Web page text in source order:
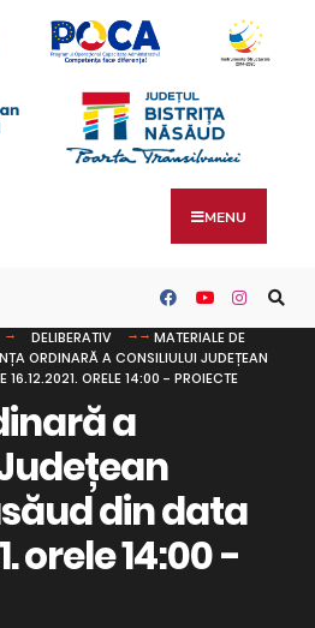
MENU
DELIBERATIV
MATERIALE DE
ORDINARĂ A CONSILIULUI JUDEȚEAN
ORELE 14:00 - PROIECTE
a
din data
orele 14:00 -